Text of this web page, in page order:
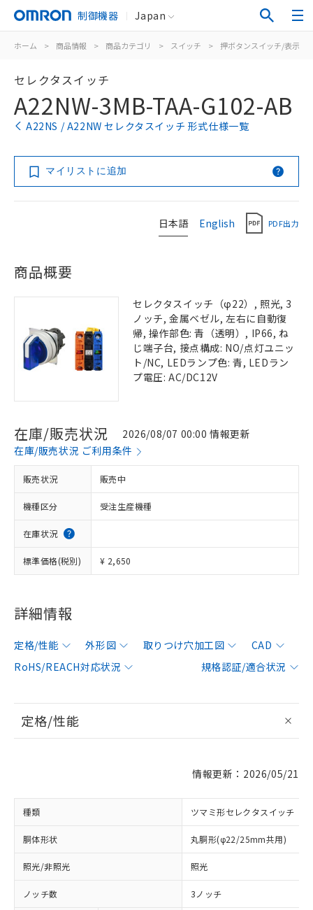
制御機器 Japan
ホーム > 商品情報 > 商品カテゴリ > スイッチ > 押ボタンスイッチ/表示灯
セレクタスイッチ
A22NW-3MB-TAA-G102-AB
A22NS / A22NW セレクタスイッチ 形式仕様一覧
マイリストに追加
日本語 English PDF出力
商品概要
セレクタスイッチ（φ22）, 照光, 3
ノッチ, 金属ベゼル, 左右に自動復
帰, 操作部色: 青（透明）, IP66, ね
じ端子台, 接点構成: NO/点灯ユニッ
ト/NC, LEDランプ色: 青, LEDラン
プ電圧: AC/DC12V
在庫/販売状況
2026/08/07 00:00 情報更新
在庫/販売状況 ご利用条件
販売状況 販売中
機種区分 受注生産機種
在庫状況
標準価格(税別) ¥ 2,650
詳細情報
定格/性能 外形図 取りつけ穴加工図
CAD
RoHS/REACH対応状況
規格認証/適合状況
定格/性能
情報更新：2026/05/21
種類 ツマミ形セレクタスイッチ
胴体形状 丸胴形(φ22/25mm共用)
照光/非照光 照光
ノッチ数 3ノッチ